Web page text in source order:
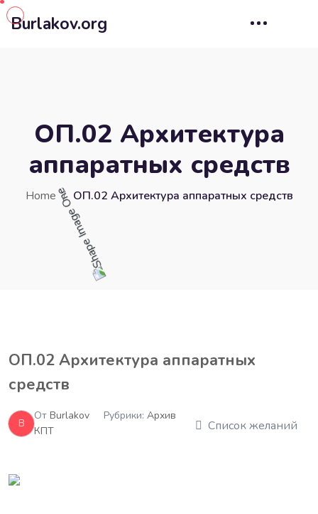
Burlakov.org
ОП.02 Архитектура
аппаратных средств
Home ОП.02 Архитектура аппаратных средств
ОП.02 Архитектура аппаратных
средств
B
От Burlakov Рубрики: Архив
КПТ
Список желаний